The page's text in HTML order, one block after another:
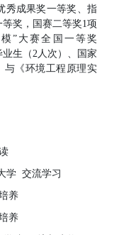
秀成果奖一等奖、指
等奖，国赛二等奖1 项
”大赛全国一等奖
生（ 2 人次）、国家
与《环境工程原理实
学 交流学习
养
养